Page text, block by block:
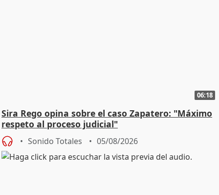
06:18
Sira Rego opina sobre el caso Zapatero: "Máximo
respeto al proceso judicial"
Sonido Totales 05/08/2026